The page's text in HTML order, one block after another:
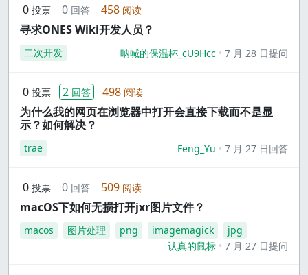
0 投票 0 回答 458 阅读
寻求ONES Wiki开发人员？
二次开发 呐喊的保温杯_cU9Hcc 7 月 28 日提问
0 投票 2 回答 498 阅读
为什么我的网页在浏览器中打开会直接下载而不是显
示？如何解决？
trae Feng_Yu 7 月 27 日回答
0 投票 0 回答 509 阅读
macOS下如何无损打开jxr图片文件？
macos 图片处理 png imagemagick
jpg
认真的鼠标
7 月 27 日提问